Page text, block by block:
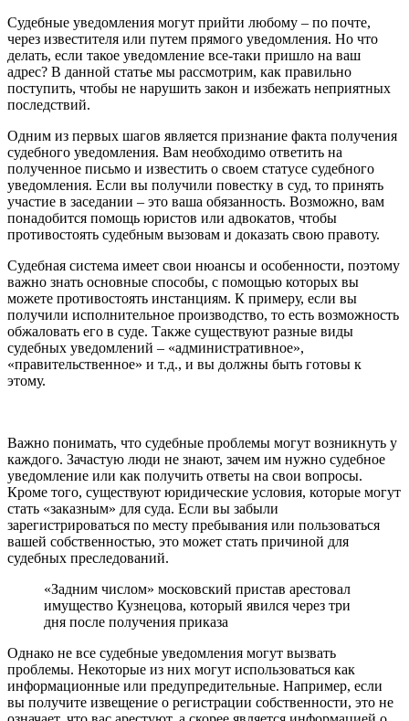
Судебные уведомления могут прийти любому – по почте,
через известителя или путем прямого уведомления. Но что
делать, если такое уведомление все-таки пришло на ваш
адрес? В данной статье мы рассмотрим, как правильно
поступить, чтобы не нарушить закон и избежать неприятных
последствий.
Одним из первых шагов является признание факта получения
судебного уведомления. Вам необходимо ответить на
полученное письмо и известить о своем статусе судебного
уведомления. Если вы получили повестку в суд, то принять
участие в заседании – это ваша обязанность. Возможно, вам
понадобится помощь юристов или адвокатов, чтобы
противостоять судебным вызовам и доказать свою правоту.
Судебная система имеет свои нюансы и особенности, поэтому
важно знать основные способы, с помощью которых вы
можете противостоять инстанциям. К примеру, если вы
получили исполнительное производство, то есть возможность
обжаловать его в суде. Также существуют разные виды
судебных уведомлений – «административное»,
«правительственное» и т.д., и вы должны быть готовы к
этому.
Важно понимать, что судебные проблемы могут возникнуть у
каждого. Зачастую люди не знают, зачем им нужно судебное
уведомление или как получить ответы на свои вопросы.
Кроме того, существуют юридические условия, которые могут
стать «заказным» для суда. Если вы забыли
зарегистрироваться по месту пребывания или пользоваться
вашей собственностью, это может стать причиной для
судебных преследований.
«Задним числом» московский пристав арестовал
имущество Кузнецова, который явился через три
дня после получения приказа
Однако не все судебные уведомления могут вызвать
проблемы. Некоторые из них могут использоваться как
информационные или предупредительные. Например, если
вы получите извещение о регистрации собственности, это не